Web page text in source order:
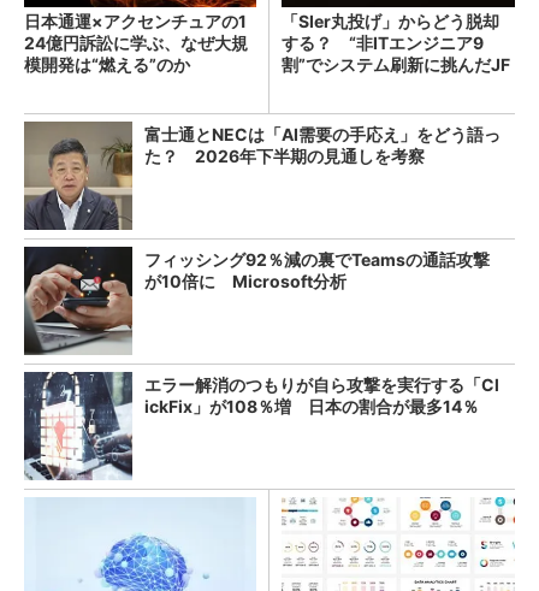
日本通運×アクセンチュアの1
24億円訴訟に学ぶ、なぜ大規
模開発は“燃える”のか
「SIer丸投げ」からどう脱却
する？ “非ITエンジニア9
割”でシステム刷新に挑んだJF
富士通とNECは「AI需要の手応え」をどう語っ
た？ 2026年下半期の見通しを考察
フィッシング92％減の裏でTeamsの通話攻撃
が10倍に Microsoft分析
エラー解消のつもりが自ら攻撃を実行する「Cl
ickFix」が108％増 日本の割合が最多14％